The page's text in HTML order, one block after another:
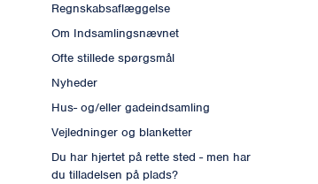
Regnskabsaflæggelse
Om Indsamlingsnævnet
Ofte stillede spørgsmål
Nyheder
Hus- og/eller gadeindsamling
Vejledninger og blanketter
Du har hjertet på rette sted - men har
du tilladelsen på plads?